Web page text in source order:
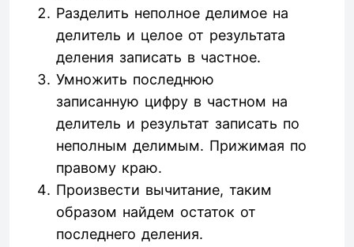
Разделить неполное делимое на
делитель и целое от результата
деления записать в частное.
Умножить последнюю
записанную цифру в частном на
делитель и результат записать по
неполным делимым. Прижимая по
правому краю.
Произвести вычитание, таким
образом найдем остаток от
последнего деления.